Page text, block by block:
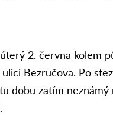
2. června kolem
Bezručova. Po
dobu zatím